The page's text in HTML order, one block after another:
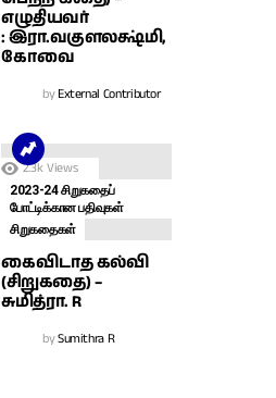
எழுதியவர்
: இரா.வகுளலக்ஷ்மி,
கோவை
byExternal Contributor
2.3k Views
2023-24 சிறுகதைப்
போட்டிக்கான பதிவுகள்
சிறுகதைகள்
கைவிடாத கல்வி
(சிறுகதை) –
சுமித்ரா. R
bySumithra R